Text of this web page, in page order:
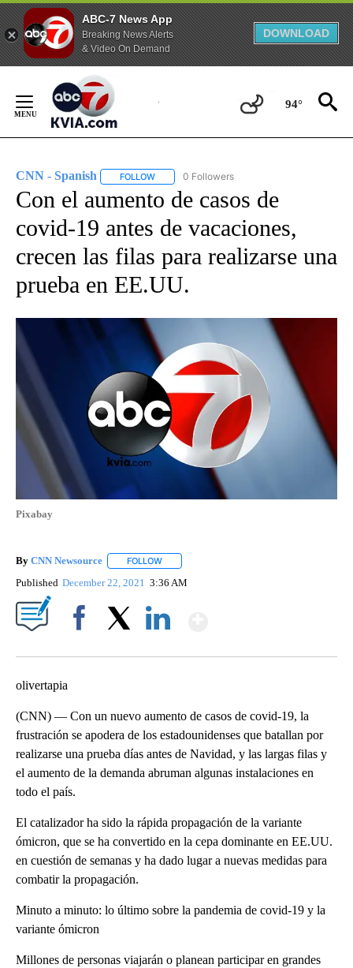
ABC-7 News App
Breaking News Alerts
& Video On Demand
DOWNLOAD
Content
94°
CNN - Spanish FOLLOW FOLLOW "CNN - SPANISH" TO RECEIVE
0 Followers
Con el aumento de casos de
covid-19 antes de vacaciones,
crecen las filas para realizarse una
prueba en EE.UU.
Pixabay
By CNN Newsource FOLLOW
Published December 22, 2021 3:36 AM
olivertapia
(CNN) — Con un nuevo aumento de casos de covid-19, la
frustración se apodera de los estadounidenses que batallan por
realizarse una prueba días antes de Navidad, y las largas filas y
el aumento de la demanda abruman algunas instalaciones en
todo el país.
El catalizador ha sido la rápida propagación de la variante
ómicron, que se ha convertido en la cepa dominante en EE.UU.
en cuestión de semanas y ha dado lugar a nuevas medidas para
combatir la propagación.
Minuto a minuto: lo último sobre la pandemia de covid-19 y la
variante ómicron
Millones de personas viajarán o planean participar en grandes